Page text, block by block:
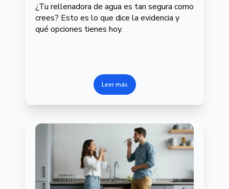
¿Tu rellenadora de agua es tan segura como
crees? Esto es lo que dice la evidencia y
qué opciones tienes hoy.
Leer más